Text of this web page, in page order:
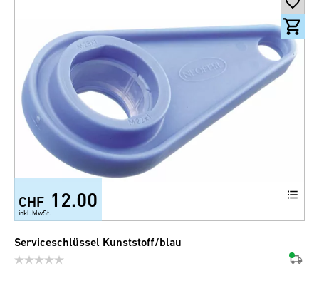
CHF 12.00
inkl. MwSt.
Serviceschlüssel Kunststoff/blau